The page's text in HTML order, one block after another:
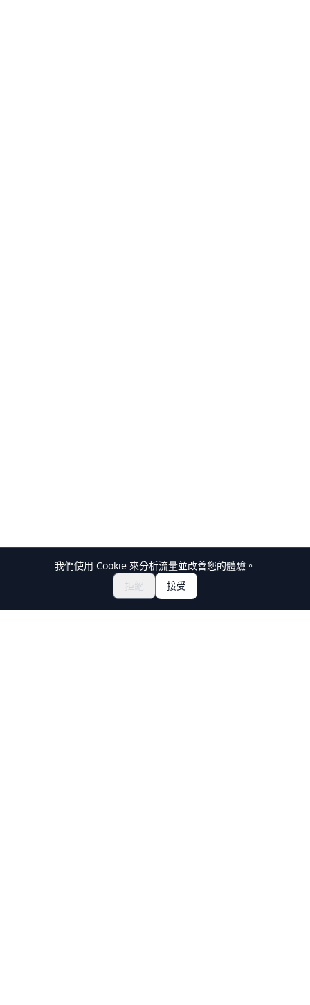
探索祭典與活動
取得日本祭典門票
我們使用 Cookie 來分析流量並改善您的體驗。
拒絕
接受